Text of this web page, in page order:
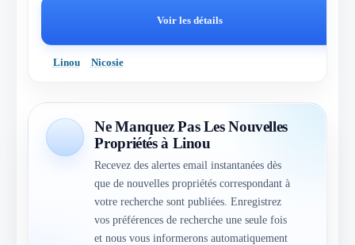
Voir les détails
Linou Nicosie
Ne Manquez Pas Les Nouvelles
Propriétés à Linou
Recevez des alertes email instantanées dès
que de nouvelles propriétés correspondant à
votre recherche sont publiées. Enregistrez
vos préférences de recherche une seule fois
et nous vous informerons automatiquement